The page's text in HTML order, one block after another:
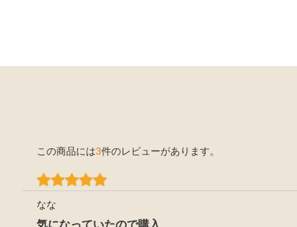
この商品には3件のレビューがあります。
なな
気になっていたので購入